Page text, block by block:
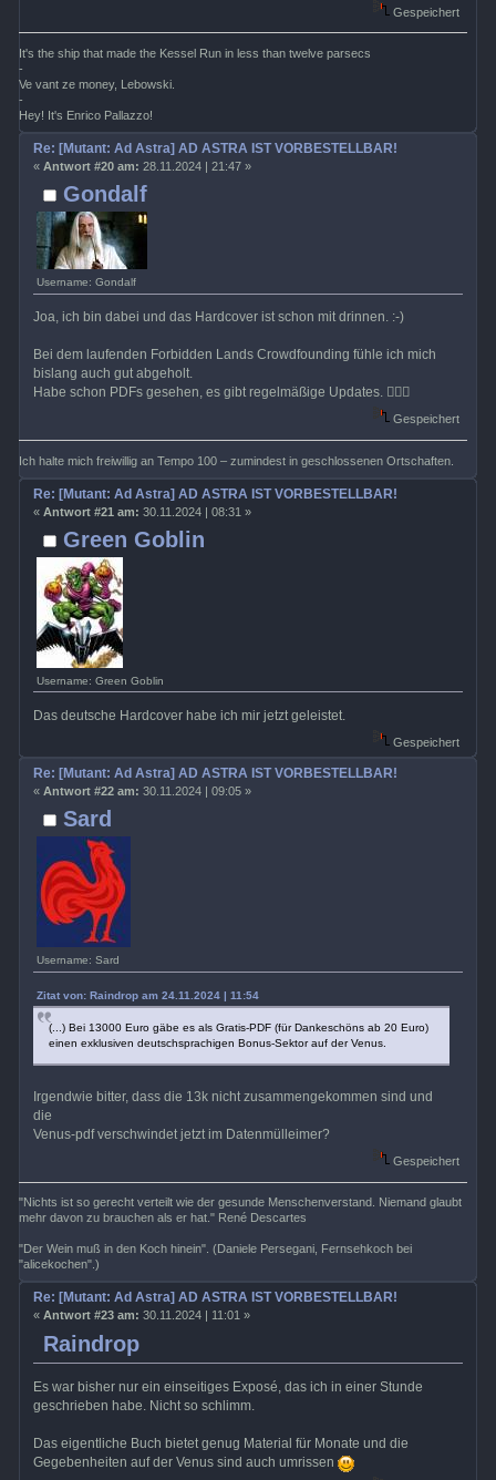
Gespeichert
It's the ship that made the Kessel Run in less than twelve parsecs
-
Ve vant ze money, Lebowski.
-
Hey! It's Enrico Pallazzo!
Gondalf
Username: Gondalf
Re: [Mutant: Ad Astra] AD ASTRA IST VORBESTELLBAR!
« Antwort #20 am: 28.11.2024 | 21:47 »
Joa, ich bin dabei und das Hardcover ist schon mit drinnen. :-)
Bei dem laufenden Forbidden Lands Crowdfounding fühle ich mich
bislang auch gut abgeholt.
Habe schon PDFs gesehen, es gibt regelmäßige Updates. 🤷🏻‍♂️
Gespeichert
Ich halte mich freiwillig an Tempo 100 – zumindest in geschlossenen Ortschaften.
Green Goblin
Username: Green Goblin
Re: [Mutant: Ad Astra] AD ASTRA IST VORBESTELLBAR!
« Antwort #21 am: 30.11.2024 | 08:31 »
Das deutsche Hardcover habe ich mir jetzt geleistet.
Gespeichert
Sard
Username: Sard
Re: [Mutant: Ad Astra] AD ASTRA IST VORBESTELLBAR!
« Antwort #22 am: 30.11.2024 | 09:05 »
Zitat von: Raindrop am 24.11.2024 | 11:54
(...) Bei 13000 Euro gäbe es als Gratis-PDF (für Dankeschöns ab 20 Euro)
einen exklusiven deutschsprachigen Bonus-Sektor auf der Venus.
Irgendwie bitter, dass die 13k nicht zusammengekommen sind und
die
Venus-pdf verschwindet jetzt im Datenmülleimer?
Gespeichert
"Nichts ist so gerecht verteilt wie der gesunde Menschenverstand. Niemand glaubt
mehr davon zu brauchen als er hat." René Descartes
"Der Wein muß in den Koch hinein". (Daniele Persegani, Fernsehkoch bei
"alicekochen".)
Raindrop
Re: [Mutant: Ad Astra] AD ASTRA IST VORBESTELLBAR!
« Antwort #23 am: 30.11.2024 | 11:01 »
Es war bisher nur ein einseitiges Exposé, das ich in einer Stunde
geschrieben habe. Nicht so schlimm.
Das eigentliche Buch bietet genug Material für Monate und die
Gegebenheiten auf der Venus sind auch umrissen